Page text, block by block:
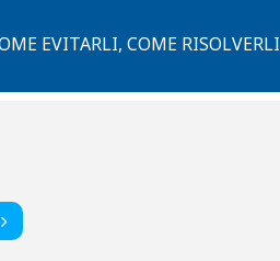
EVITARLI, COME RISOLVERLI